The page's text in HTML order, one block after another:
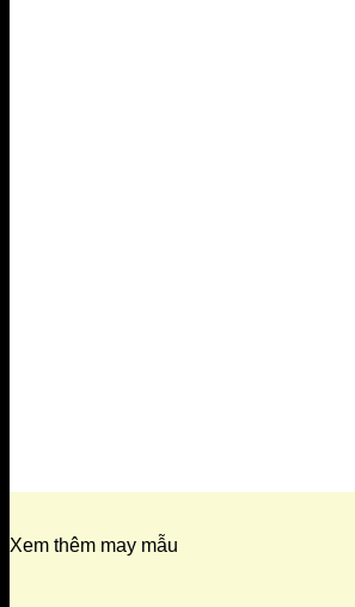
Xem thêm may mẫu